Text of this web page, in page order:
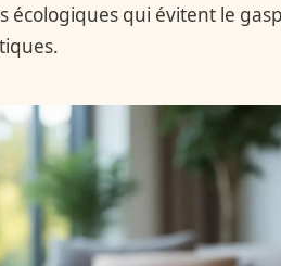
écologiques qui évitent le